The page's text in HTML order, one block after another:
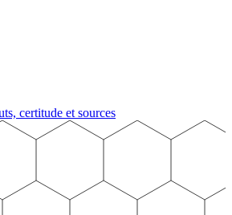
certitude et sources